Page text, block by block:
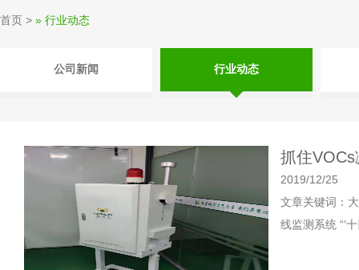
首页 > » 行业动态
公司新闻 行业动态
抓住
2019/12/25
文章关键词：
线监测系统 “‘